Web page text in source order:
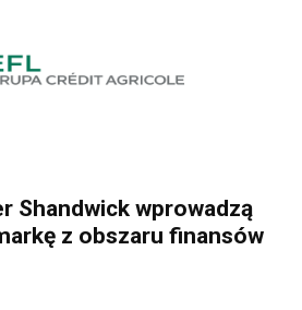
Shandwick wprowadzą
z obszaru finansów